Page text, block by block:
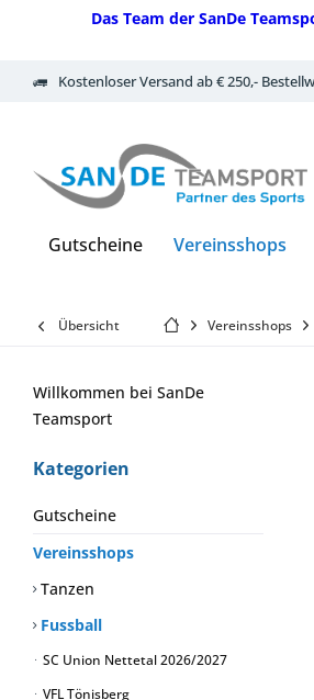
Das Team der SanDe
Kostenloser Versand ab € 250,-
Gutscheine Vereinsshops
Übersicht Vereinsshops
Willkommen bei SanDe
Teamsport
Kategorien
Gutscheine
Vereinsshops
Tanzen
Fussball
SC Union Nettetal 2026/2027
VFL Tönisberg